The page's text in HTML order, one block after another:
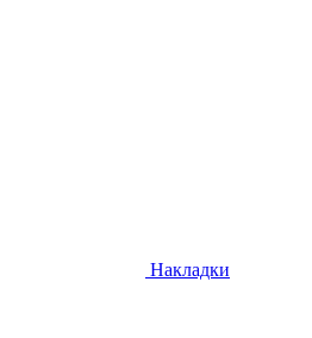
Накладки